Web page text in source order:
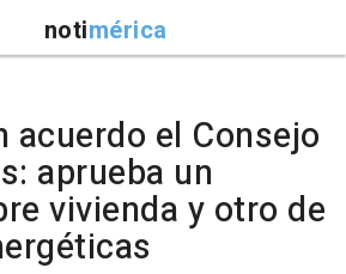
notimérica
acuerdo el Consejo
aprueba un
vivienda y otro de